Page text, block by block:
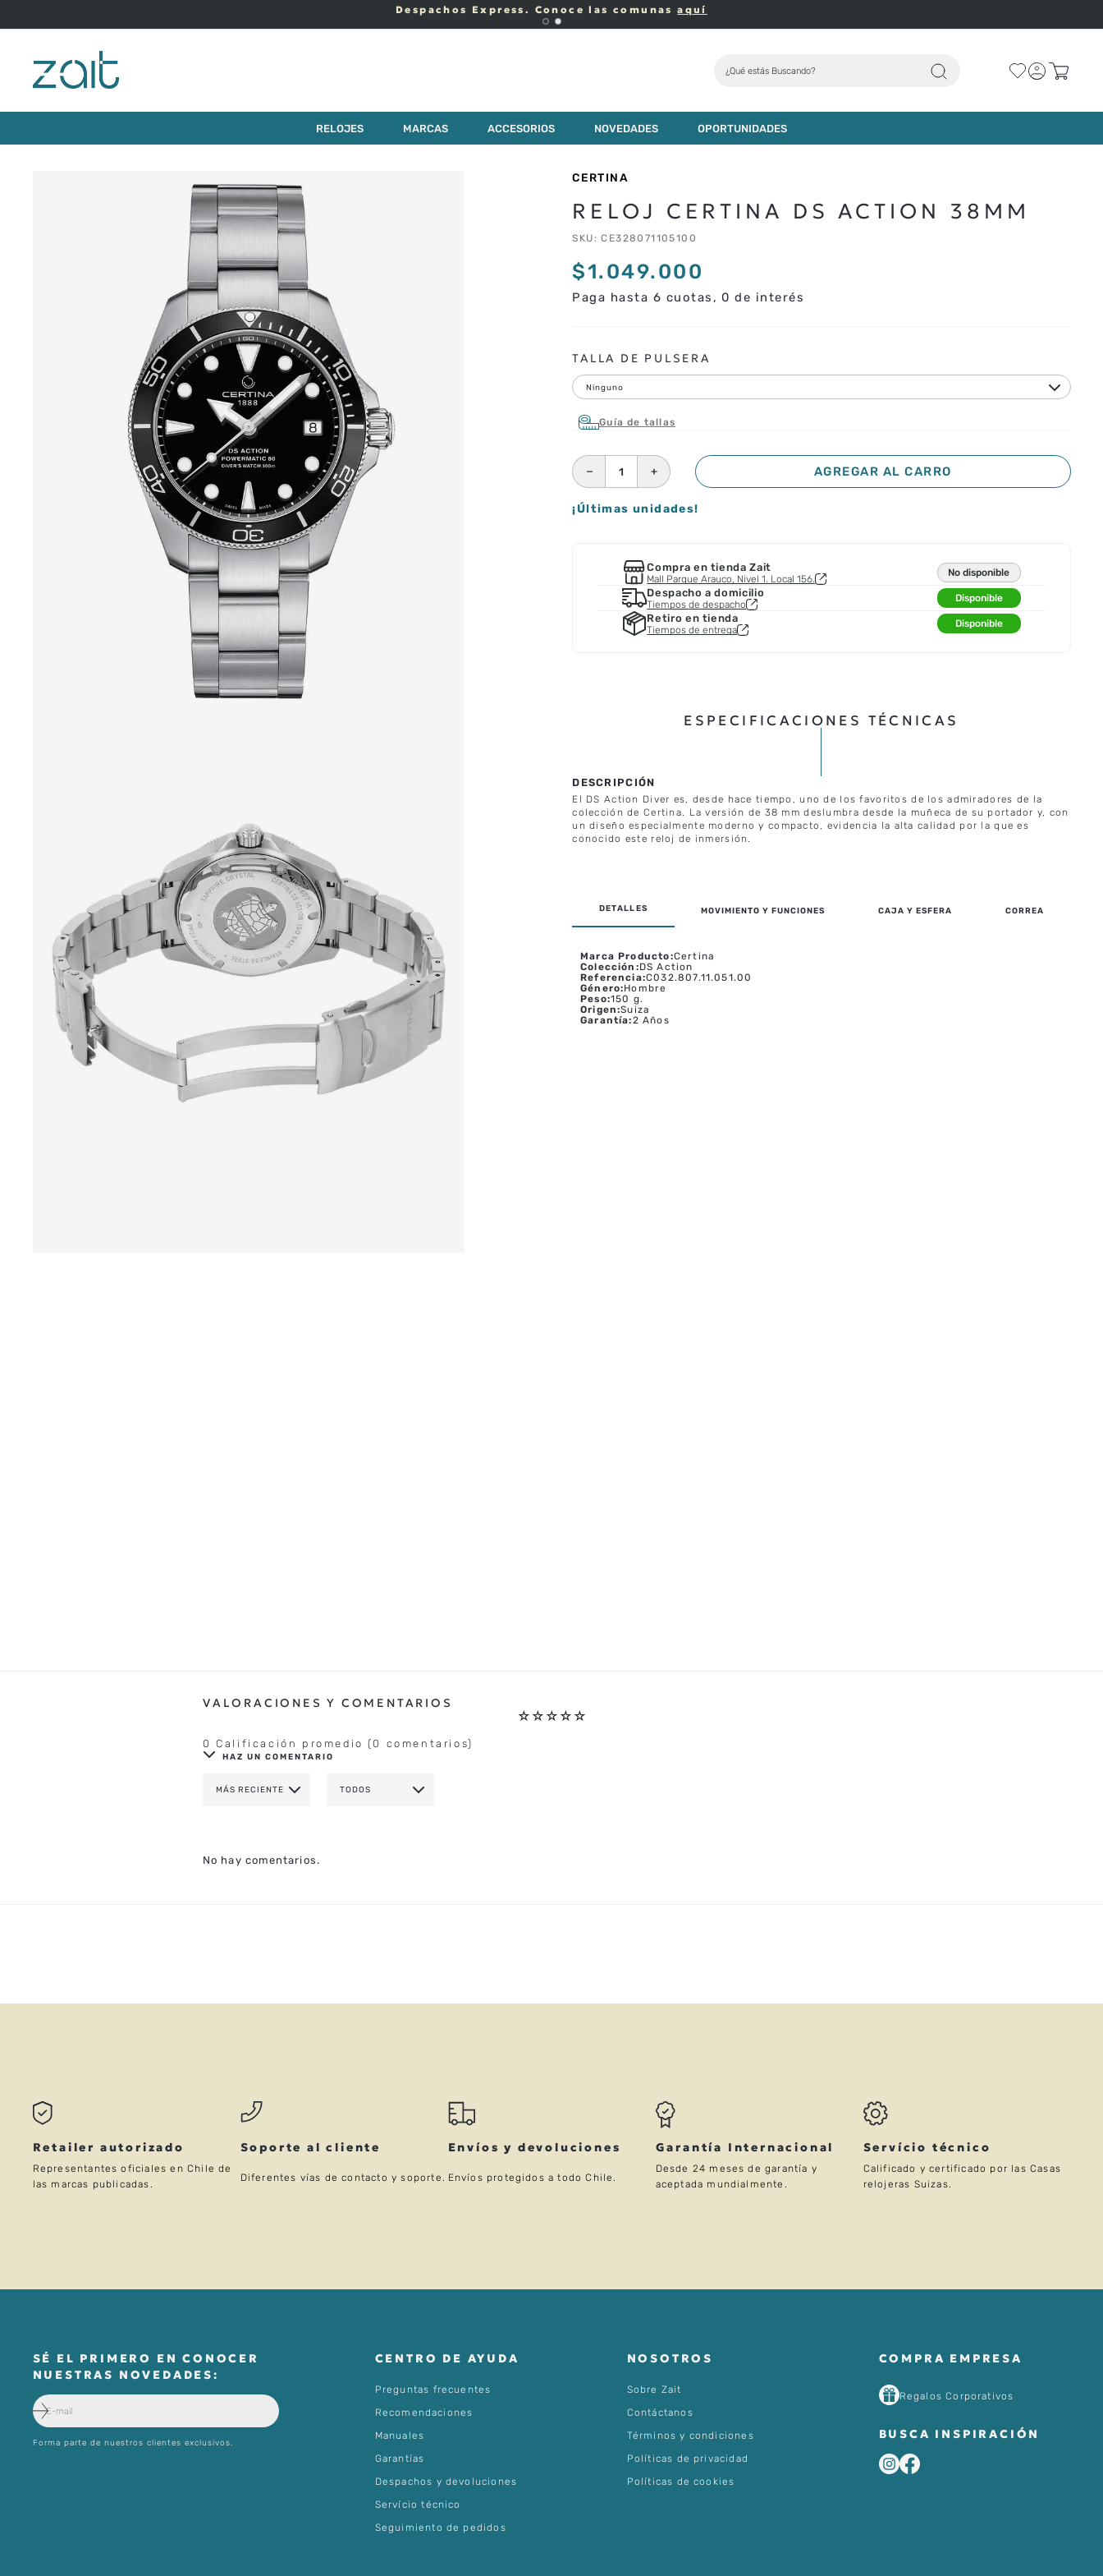
Despachos Express. Conoce las comunasaquí
¿Qué estás Buscando?
RELOJES MARCAS ACCESORIOS NOVEDADES OPORTUNIDADES
RELOJ CERTINA DS ACTION 38MM AGREGAR AL CARRO
CERTINA
RELOJ CERTINA DS ACTION 38MM
SKU :CE328071105100
$1.049.000
Paga hasta 6 cuotas, 0 de interés
TALLA DE PULSERA
Ninguno
Guía de tallas
＋
－ AGREGAR AL CARRO
¡Últimas unidades!
Compra en tienda Zait
Mall Parque Arauco, Nivel 1. Local 156.
No disponible
Despacho a domicilio
Tiempos de despacho
Disponible
Retiro en tienda
Tiempos de entrega
Disponible
ESPECIFICACIONES TÉCNICAS
El DS Action Diver es, desde hace tiempo, uno de los favoritos de los admiradores de la
colección de Certina. La versión de 38 mm deslumbra desde la muñeca de su portador y, con
un diseño especialmente moderno y compacto, evidencia la alta calidad por la que es
conocido este reloj de inmersión.
MOVIMIENTO Y FUNCIONES CAJA Y ESFERA CORREA
Marca Producto:Certina
Colección :DS Action
Referencia:C032.807.11.051.00
Género:Hombre
Peso:150 g.
Origen:Suiza
Garantía:2 Años
☆ ☆ ☆ ☆ ☆
0 Calificación promedio (0 comentarios)
HAZ UN COMENTARIO
TÍTULO
DIRECCIÓN DE EMAIL
MÁS RECIENTE TODOS
No hay comentarios.
Retailer autorizado
Representantes oficiales en Chile de
las marcas publicadas.
Soporte al cliente
Diferentes vías de contacto y soporte.
Envíos y devoluciones
Envíos protegidos a todo Chile.
Garantía Internacional
Desde 24 meses de garantía y
aceptada mundialmente.
Servício técnico
Calificado y certificado por las Casas
relojeras Suizas.
SÉ EL PRIMERO EN CONOCER
NUESTRAS NOVEDADES:
Forma parte de nuestros clientes exclusivos.
CENTRO DE AYUDA
Preguntas frecuentes
Recomendaciones
Manuales
Garantías
Despachos y devoluciones
Servício técnico
Seguimiento de pedidos
NOSOTROS
Sobre Zait
Contáctanos
Términos y condiciones
Políticas de privacidad
Políticas de cookies
COMPRA EMPRESA
Regalos Corporativos
BUSCA INSPIRACIÓN